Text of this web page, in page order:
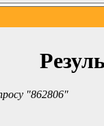
"862806"